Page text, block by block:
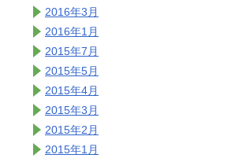
2016年3月
2016年1月
2015年7月
2015年5月
2015年4月
2015年3月
2015年2月
2015年1月